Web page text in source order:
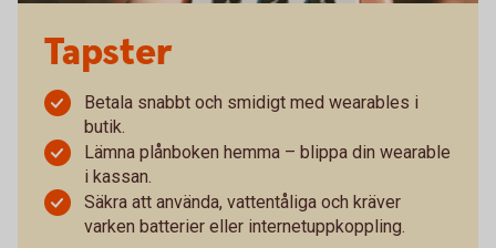
Tapster
Betala snabbt och smidigt med wearables i
butik.
Lämna plånboken hemma – blippa din wearable
i kassan.
Säkra att använda, vattentåliga och kräver
varken batterier eller internetuppkoppling.